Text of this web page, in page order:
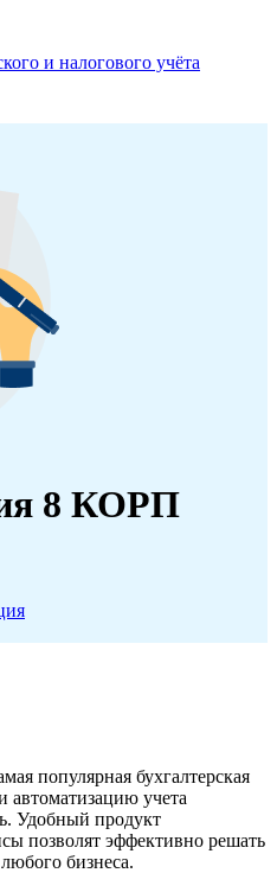
и налогового учёта
8 КОРП
популярная бухгалтерская
автоматизацию учета
Удобный продукт
позволят эффективно решать
бизнеса.